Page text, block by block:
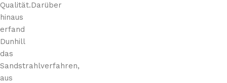
Qualität.Darüber
hinaus
erfand
Dunhill
das
Sandstrahlverfahren,
aus